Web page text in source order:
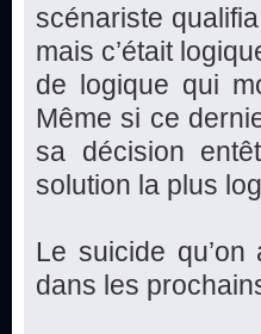
scénariste
mais c’était
de logique qui
Même si ce
sa décision
solution la plus
Le suicide
dans les